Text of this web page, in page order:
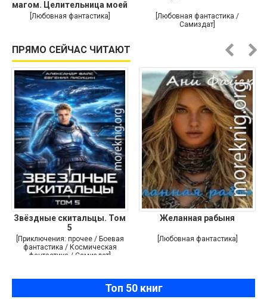
магом. Целительница моей
души
[Любовная фантастика]
[Любовная фантастика /
Самиздат]
ПРЯМО СЕЙЧАС ЧИТАЮТ
Звёздные скитальцы. Том
5
[Приключения: прочее / Боевая
фантастика / Космическая
фантастика / Самиздат]
Желанная рабыня
[Любовная фантастика]
Топ 50 книг